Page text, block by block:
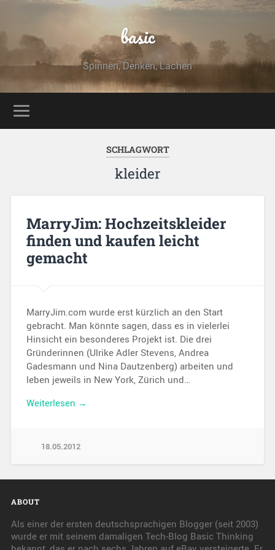
basic
Spinnen, Denken, Lachen
SCHLAGWORT
kleider
MarryJim: Hochzeitskleider
finden und kaufen leicht
gemacht
MarryJim.com wurde erst kürzlich an den Start
gebracht. Man könnte sagen, dass es in vielerlei
Hinsicht ein besonderes Projekt ist. Die drei
Gründerinnen (Ulrike Adler Stevens, Andrea
Gadesmann und Nina Dautzenberg) arbeiten und
leben jeweils in New York, Zürich und…
Weiterlesen →
18.05.2012
ABOUT
Als einer der ersten deutschsprachigen Blogger (seit 2003)
wurde er mit seinem damaligen Tech-Blog Basic Thinking